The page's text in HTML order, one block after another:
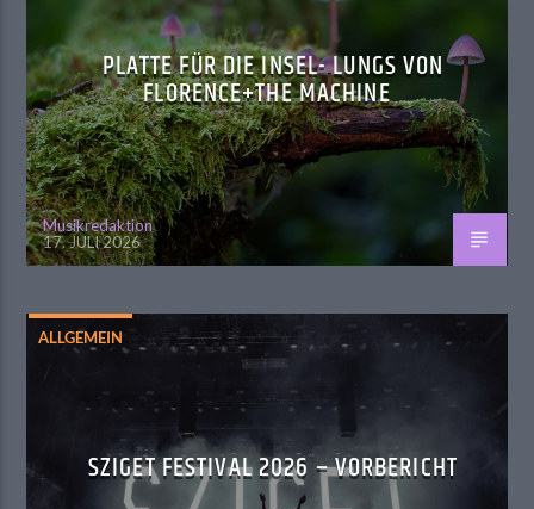
PLATTE FÜR DIE INSEL- LUNGS VON
FLORENCE+THE MACHINE
Musikredaktion
17. JULI 2026
ALLGEMEIN
SZIGET FESTIVAL 2026 – VORBERICHT